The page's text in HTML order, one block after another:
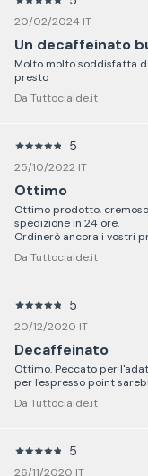
20/02/2024 IT
Un decaffeinato
Molto molto soddisfatta
presto
Da Tuttocialde.it
5
25/10/2022 IT
Ottimo
Ottimo prodotto,
spedizione in 24 ore.
Ordinerò ancora i vostri
Da Tuttocialde.it
5
20/12/2020 IT
Decaffeinato
Ottimo. Peccato per
per l'espresso point
Da Tuttocialde.it
5
26/11/2020 IT